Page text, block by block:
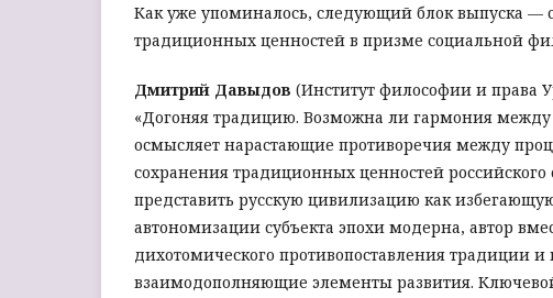
Как уже упоминалось, следующий блок выпуска
традиционных ценностей в призме социальной
Дмитрий Давыдов (Институт философии и права
«Догоняя традицию. Возможна ли гармония
осмысляет нарастающие противоречия между
сохранения традиционных ценностей
представить русскую цивилизацию как
автономизации субъекта эпохи модерна, автор
дихотомического противопоставления традиции
взаимодополняющие элементы развития.